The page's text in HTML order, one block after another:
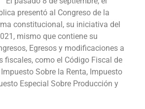
presentó al Congreso de la
constitucional, su iniciativa del
mismo que contiene su
Egresos y modificaciones a
fiscales, como el Código Fiscal de
Sobre la Renta, Impuesto
Especial Sobre Producción y